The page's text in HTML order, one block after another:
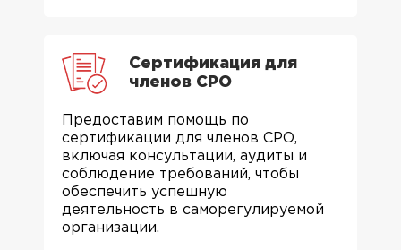
Сертификация для
членов СРО
Предоставим помощь по
сертификации для членов СРО,
включая консультации, аудиты и
соблюдение требований, чтобы
обеспечить успешную
деятельность в саморегулируемой
организации.